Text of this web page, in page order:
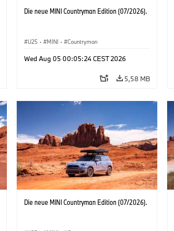
Die neue MINI Countryman Edition (07/2026).
U25 · MINI · Countryman
Wed Aug 05 00:05:24 CEST 2026
5,58 MB
Die neue MINI Countryman Edition (07/2026).